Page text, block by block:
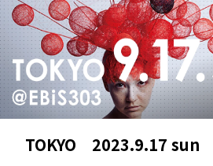
TOKYO 2023.9.17 sun